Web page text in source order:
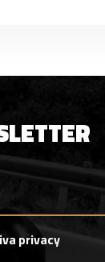
privacy